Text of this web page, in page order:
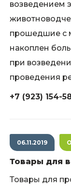
возведением
прошедшие с
накоплен
при
проведения
+7 (923) 154-
06.11.2019
Товары для
Товары для